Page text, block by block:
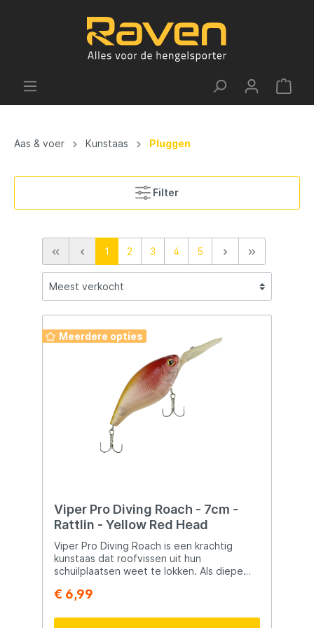
Aas & voer Kunstaas Pluggen
Filter
1 2 3 4 5
Meerdere opties
Viper Pro Diving Roach - 7cm -
Rattlin - Yellow Red Head
Viper Pro Diving Roach is een krachtig
kunstaas dat roofvissen uit hun
schuilplaatsen weet te lokken. Als diepe
moeiteloos de diepere waterlagen en
actie om zelfs de meest voorzichtige
€ 6,99